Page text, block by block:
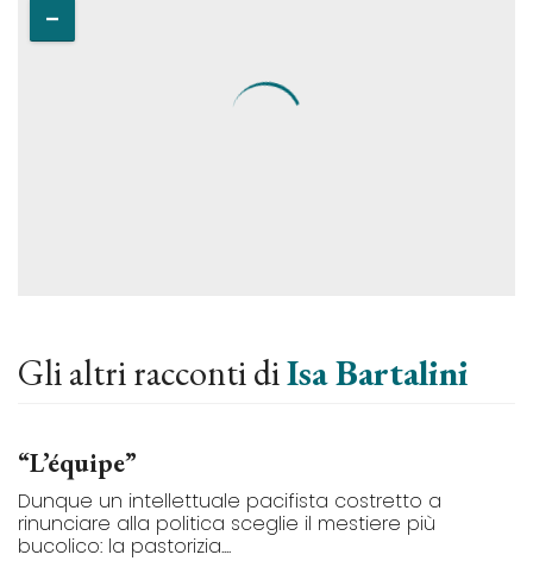
Gli altri racconti diIsa Bartalini
“L’équipe”
Dunque un intellettuale pacifista costretto a
rinunciare alla politica sceglie il mestiere più
bucolico: la pastorizia....